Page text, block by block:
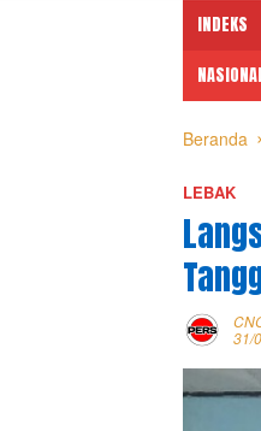
INDEKS
Beranda
LEBAK
31/